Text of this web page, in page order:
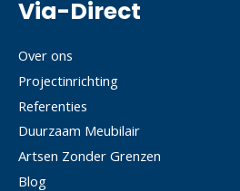
Via-Direct
Over ons
Projectinrichting
Referenties
Duurzaam Meubilair
Artsen Zonder Grenzen
Blog